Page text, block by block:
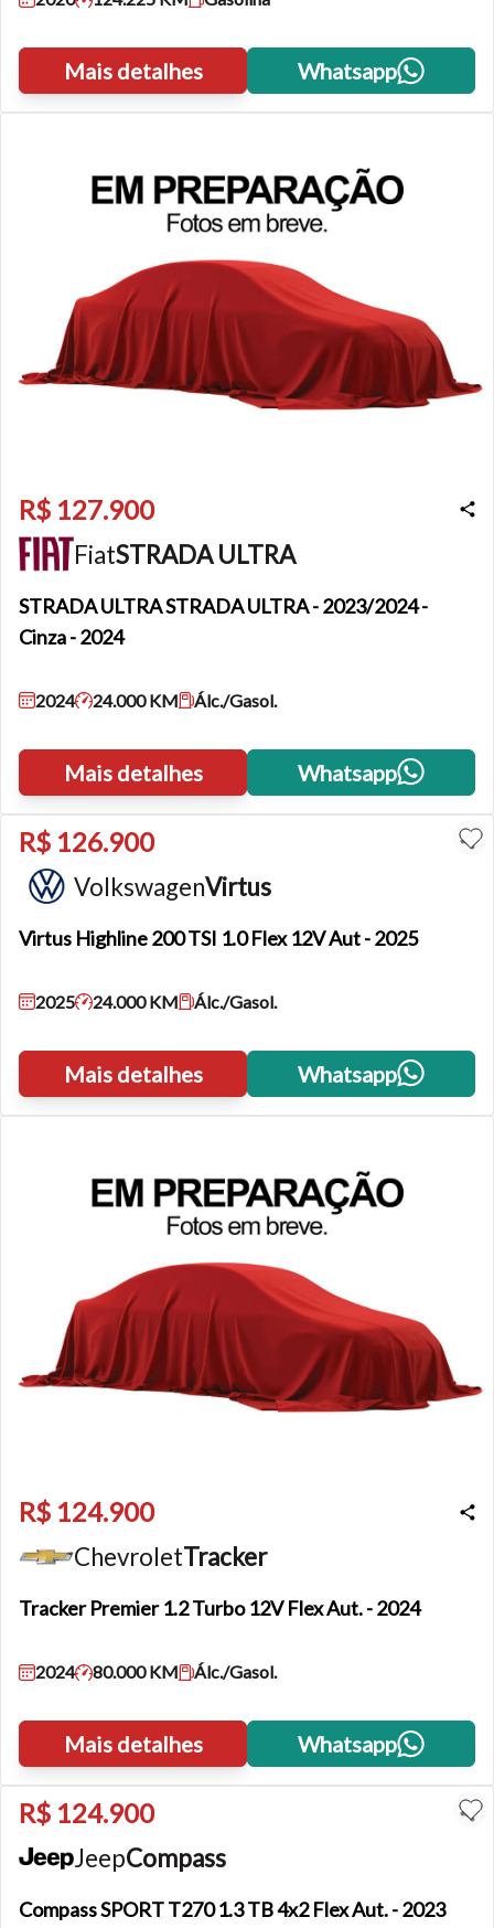
atalhos Ctrl+ (para aumentar) e Ctrl- (para diminuir) no seu
Fechar
Mais detalhes Whatsapp
R$ 127.900
FiatSTRADA ULTRA
STRADA ULTRASTRADA ULTRA - 2023/2024 -
Cinza - 2024
2024 24.000 KM Álc./Gasol.
Mais detalhes Whatsapp
R$ 126.900
VolkswagenVirtus
Virtus Highline 200 TSI 1.0 Flex 12V Aut - 2025
2025 24.000 KM Álc./Gasol.
Mais detalhes Whatsapp
R$ 124.900
ChevroletTracker
Tracker Premier 1.2 Turbo 12V Flex Aut. - 2024
2024 80.000 KM Álc./Gasol.
Mais detalhes Whatsapp
R$ 124.900
JeepCompass
CompassSPORT T270 1.3 TB 4x2 Flex Aut. - 2023